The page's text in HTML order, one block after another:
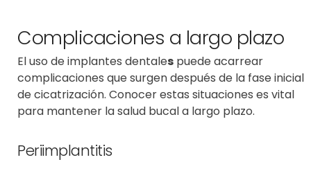
Complicaciones a largo plazo
Eluso de implantes dentales puede acarrear
complicaciones que surgen después de la fase inicial
de cicatrización. Conocer estas situaciones es vital
para mantener la salud bucal a largo plazo.
Periimplantitis